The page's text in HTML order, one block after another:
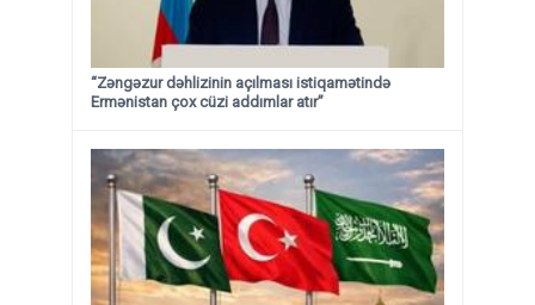
“Zəngəzur dəhlizinin açılması istiqamətində
Ermənistan çox cüzi addımlar atır”